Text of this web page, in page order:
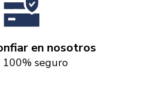
en nosotros
100% seguro